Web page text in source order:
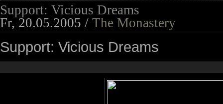
Support: Vicious Dreams
Fr, 20.05.2005 / The Monastery
Support: Vicious Dreams